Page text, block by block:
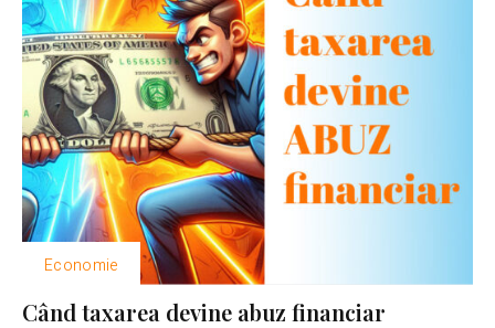
Economie
Când taxarea devine abuz financiar